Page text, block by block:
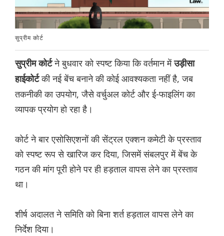
सुप्रीम कोर्ट
सुप्रीम कोर्टने बुधवार को स्पष्ट किया कि वर्तमान मेंउड़ीसा
हाईकोर्टकी नई बेंच बनाने की कोई आवश्यकता नहीं है, जब
तकनीकी का उपयोग, जैसे वर्चुअल कोर्ट और ई-फाइलिंग का
व्यापक प्रयोग हो रहा है।
कोर्ट ने बार एसोसिएशनों की सेंट्रल एक्शन कमेटी के प्रस्ताव
को स्पष्ट रूप से खारिज कर दिया, जिसमें संबलपुर में बेंच के
गठन की मांग पूरी होने पर ही हड़ताल वापस लेने का प्रस्ताव
था।
शीर्ष अदालत ने समिति को बिना शर्त हड़ताल वापस लेने का
निर्देश दिया।